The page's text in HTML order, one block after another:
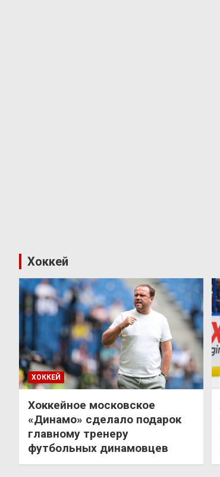
Хоккей
ХОККЕЙ
Хоккейное московское
«Динамо» сделало подарок
главному тренеру
футбольных динамовцев